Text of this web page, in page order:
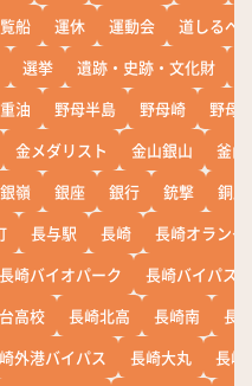
船 運休 運動会
道しるべ
選挙 遺跡・史跡・文化財
重油 野母半島 野母崎
野母
金メダリスト 金山銀山
釜山
銀嶺 銀座 銀行 銃撃
銅座
長与駅 長崎
長崎オランダ
長崎バイオパーク
長崎バイパス
高校 長崎北高 長崎南
長
外港バイパス 長崎大丸
長崎